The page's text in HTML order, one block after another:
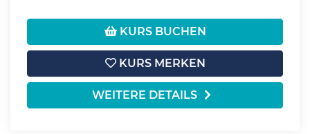
KURS BUCHEN
KURS MERKEN
WEITERE DETAILS